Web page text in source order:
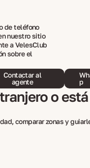
de teléfono
nuestro sitio
a VelesClub
sobre el
Contactar al
agente
p
o
comparar zonas y